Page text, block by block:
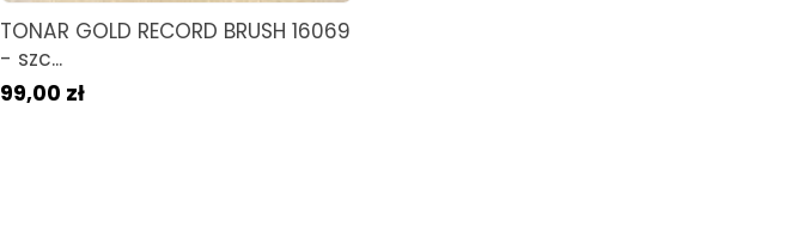
TONAR GOLD RECORD BRUSH 16069
- szc...
99,00 zł